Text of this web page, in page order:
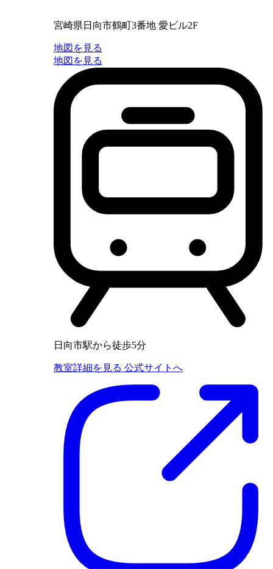
宮崎県日向市鶴町3番地 愛ビル2F
地図を見る
地図を見る
日向市駅から徒歩5分
教室詳細を見る 公式サイトへ